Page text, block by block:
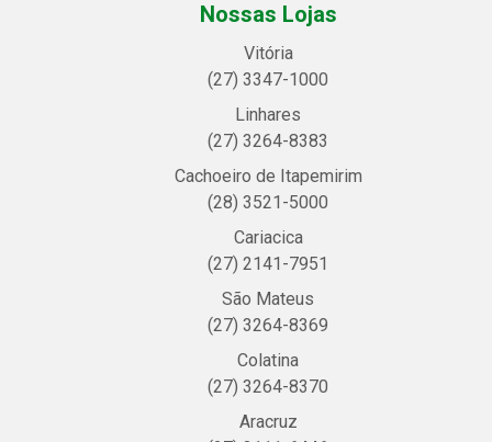
Nossas Lojas
Vitória
(27) 3347-1000
Linhares
(27) 3264-8383
Cachoeiro de Itapemirim
(28) 3521-5000
Cariacica
(27) 2141-7951
São Mateus
(27) 3264-8369
Colatina
(27) 3264-8370
Aracruz